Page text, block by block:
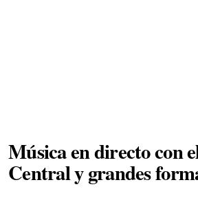
Música en directo con
Central y grandes